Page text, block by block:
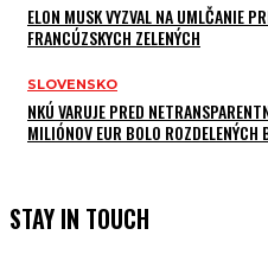
ELON MUSK VYZVAL NA UMLČANIE
FRANCÚZSKYCH ZELENÝCH
SLOVENSKO
NKÚ VARUJE PRED
MILIÓNOV EUR BOLO
STAY IN TOUCH